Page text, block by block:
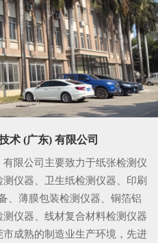
术 (广东) 有限公司
限公司主要致力于纸张检测仪
仪器、卫生纸检测仪器、印刷
、薄膜包装检测仪器、铜箔铝
仪器、线材复合材料检测仪器
成熟的制造业生产环境，先进